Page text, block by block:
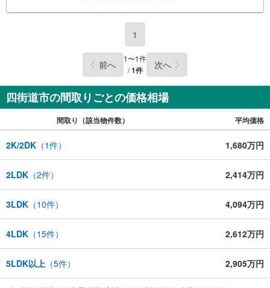
ーン〉・お客様のご希望や物件に合わせ、各種金融機関か
金利優遇など何でもご相談下さい。〈その他〉・仲介によ
る売却の他、ご希望に応じて当社にて買取のご相談にも応
じます。・掲載物件以外にも多数物件を揃えております。
1
前へ 1〜1件
/1件 次へ
四街道市の間取りごとの価格相場
間取り（該当物件数） 平均価格
2K/2DK （1件） 1,680万円
2LDK （2件） 2,414万円
3LDK （10件） 4,094万円
4LDK （15件） 2,612万円
5LDK以上 （5件） 2,905万円